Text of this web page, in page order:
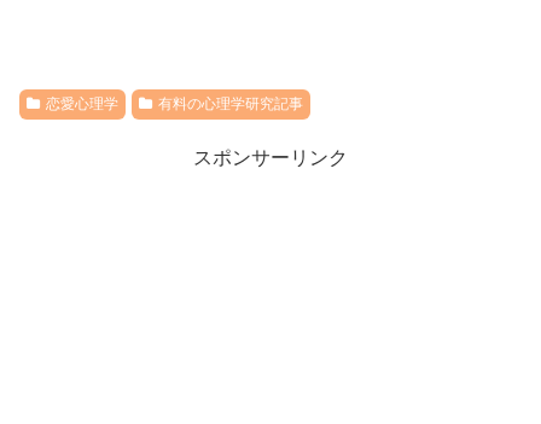
恋愛心理学 有料の心理学研究記事
スポンサーリンク